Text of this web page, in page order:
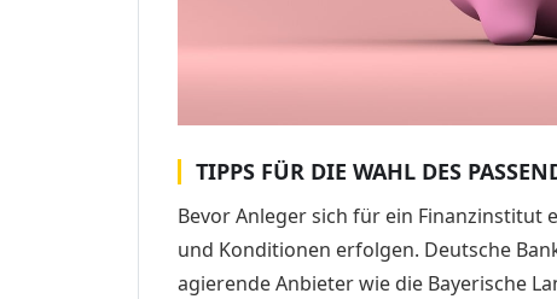
TIPPS FÜR DIE WAHL DES
Bevor Anleger sich für ein Finanzinstitut
und Konditionen erfolgen. Deutsche
agierende Anbieter wie die Bayerische